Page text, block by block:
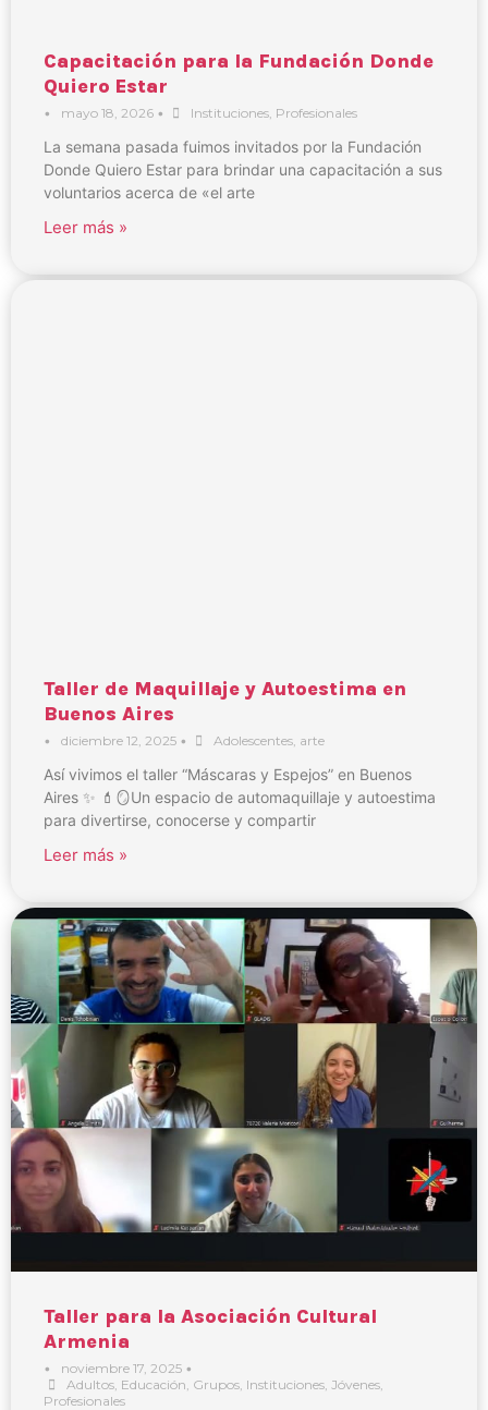
Capacitación para la Fundación Donde
Quiero Estar
• mayo 18, 2026 • Instituciones, Profesionales
La semana pasada fuimos invitados por la Fundación
Donde Quiero Estar para brindar una capacitación a sus
voluntarios acerca de «el arte
Leer más »
Taller de Maquillaje y Autoestima en
Buenos Aires
• diciembre 12, 2025 • Adolescentes, arte
Así vivimos el taller “Máscaras y Espejos” en Buenos
Aires ✨ 💄🪞Un espacio de automaquillaje y autoestima
para divertirse, conocerse y compartir
Leer más »
Taller para la Asociación Cultural
Armenia
• noviembre 17, 2025 •
Adultos, Educación, Grupos, Instituciones, Jóvenes,
Profesionales